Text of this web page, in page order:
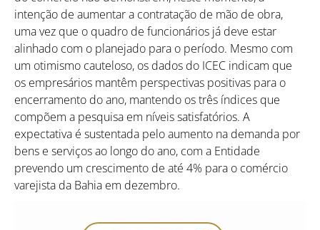
intenção de aumentar a contratação de mão de obra,
uma vez que o quadro de funcionários já deve estar
alinhado com o planejado para o período. Mesmo com
um otimismo cauteloso, os dados do ICEC indicam que
os empresários mantêm perspectivas positivas para o
encerramento do ano, mantendo os três índices que
compõem a pesquisa em níveis satisfatórios. A
expectativa é sustentada pelo aumento na demanda por
bens e serviços ao longo do ano, com a Entidade
prevendo um crescimento de até 4% para o comércio
varejista da Bahia em dezembro.